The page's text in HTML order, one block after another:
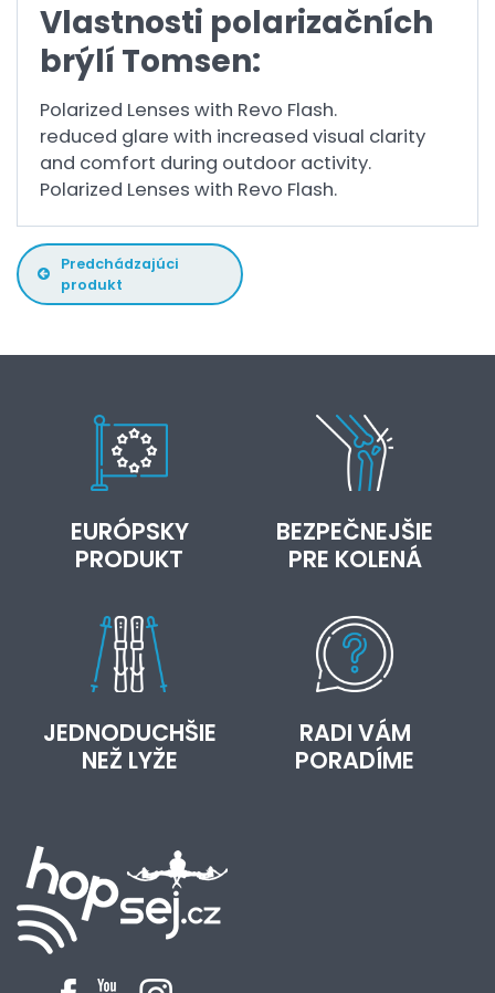
Vlastnosti polarizačních
brýlí Tomsen:
Polarized Lenses with Revo Flash.
reduced glare with increased visual clarity
and comfort during outdoor activity.
Polarized Lenses with Revo Flash.
Predchádzajúci
produkt
EURÓPSKY
PRODUKT
BEZPEČNEJŠIE
PRE KOLENÁ
JEDNODUCHŠIE
NEŽ LYŽE
RADI VÁM
PORADÍME